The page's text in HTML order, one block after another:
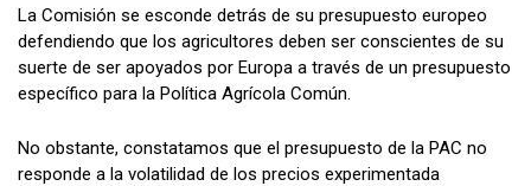
La Comisión se esconde detrás de su presupuesto europeo
defendiendo que los agricultores deben ser conscientes de su
suerte de ser apoyados por Europa a través de un presupuesto
específico para la Política Agrícola Común.
No obstante, constatamos que el presupuesto de la PAC no
responde a la volatilidad de los precios experimentada